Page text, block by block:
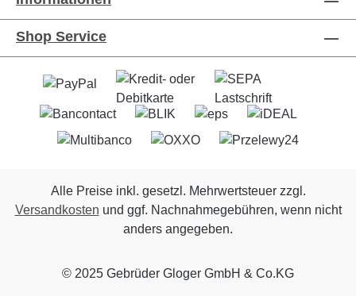
Shop Service
Alle Preise inkl. gesetzl. Mehrwertsteuer zzgl.
Versandkosten und ggf. Nachnahmegebühren, wenn nicht
anders angegeben.
© 2025 Gebrüder Gloger GmbH & Co.KG